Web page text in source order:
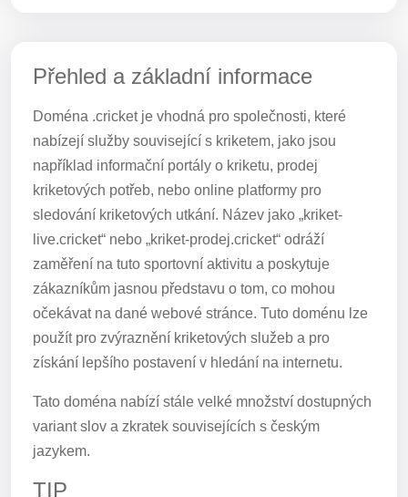
Přehled a základní informace
Doména .cricket je vhodná pro společnosti, které
nabízejí služby související s kriketem, jako jsou
například informační portály o kriketu, prodej
kriketových potřeb, nebo online platformy pro
sledování kriketových utkání. Název jako „kriket-
live.cricket“ nebo „kriket-prodej.cricket“ odráží
zaměření na tuto sportovní aktivitu a poskytuje
zákazníkům jasnou představu o tom, co mohou
očekávat na dané webové stránce. Tuto doménu lze
použít pro zvýraznění kriketových služeb a pro
získání lepšího postavení v hledání na internetu.
Tato doména nabízí stále velké množství dostupných
variant slov a zkratek souvisejících s českým
jazykem.
TIP